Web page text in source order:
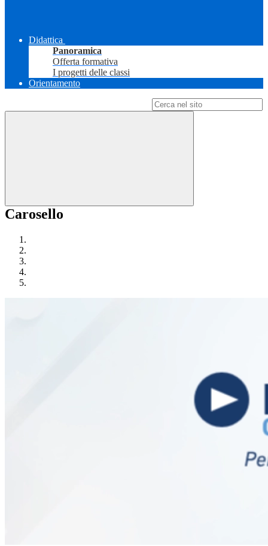
Didattica
Panoramica
Offerta formativa
I progetti delle classi
Orientamento
Carosello